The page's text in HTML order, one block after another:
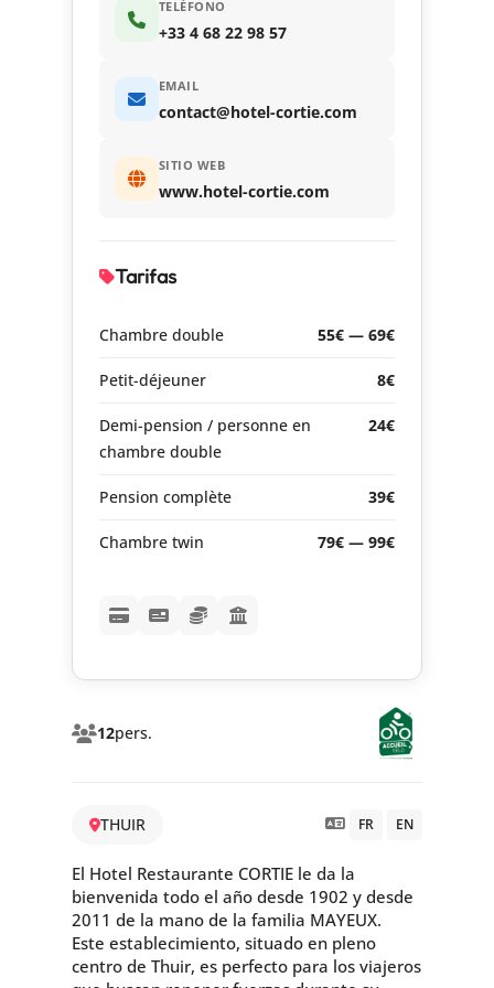
12pers.
THUIR FR EN
El Hotel Restaurante CORTIE le da la
bienvenida todo el año desde 1902 y desde
2011 de la mano de la familia MAYEUX.
Este establecimiento, situado en pleno
centro de Thuir, es perfecto para los viajeros
TELÉFONO
+33 4 68 22 98 57
EMAIL
contact@hotel-cortie.com
SITIO WEB
www.hotel-cortie.com
Tarifas
Chambre double 55€ — 69€
Petit-déjeuner 8€
Demi-pension / personne en
chambre double
24€
Pension complète 39€
Chambre twin 79€ — 99€